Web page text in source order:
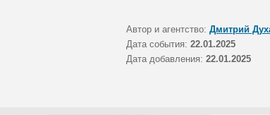
Автор и агентство: Дмитрий
Дата события: 22.01.2025
Дата добавления: 22.01.2025